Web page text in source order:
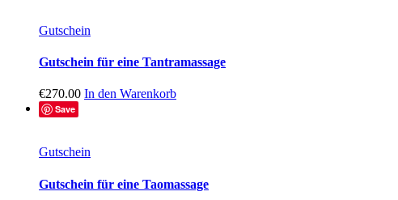
Gutschein
Gutschein für eine Tantramassage
€270.00 In den Warenkorb
Save
Gutschein
Gutschein für eine Taomassage